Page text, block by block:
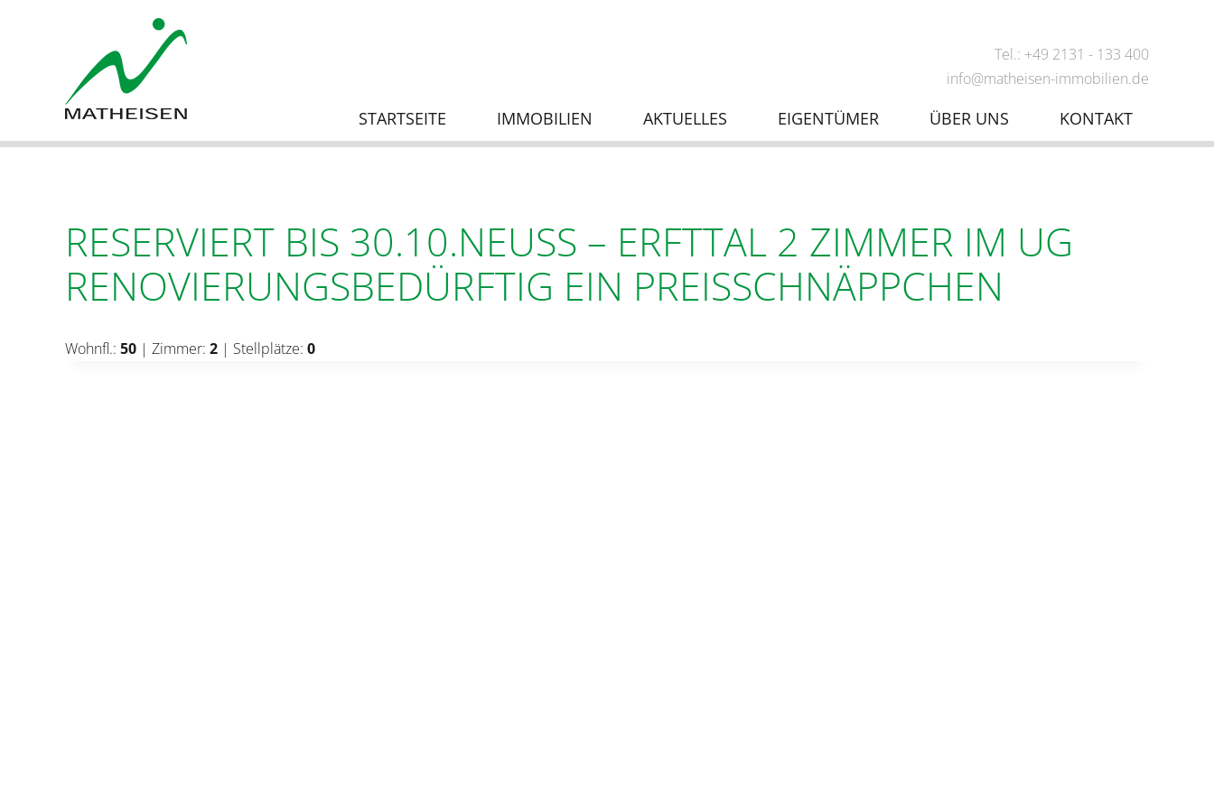
Tel.: +49 2131 - 133 400
info@matheisen-immobilien.de
STARTSEITE IMMOBILIEN AKTUELLES EIGENTÜMER ÜBER UNS KONTAKT
RESERVIERT BIS 30.10.NEUSS – ERFTTAL 2 ZIMMER IM UG
RENOVIERUNGSBEDÜRFTIG EIN PREISSCHNÄPPCHEN
Wohnfl.: 50 | Zimmer: 2 | Stellplätze: 0